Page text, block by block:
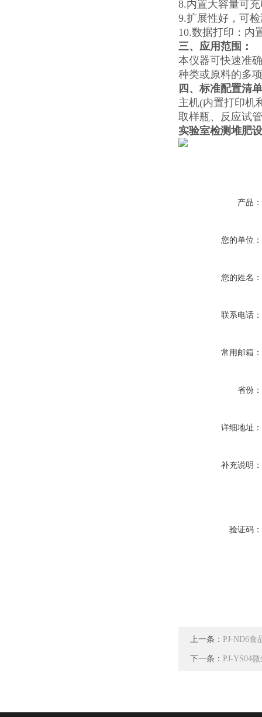
8.内置大容量可
9.扩展性好，可
10.数据打印：内
三、应用范围：
本仪器可快速准
种类或原料的多
四、标准配置清
主机(内置打印机
取样瓶、反应试
实验室检测堆肥
产品：
您的单位：
您的姓名：
联系电话：
常用邮箱：
省份：
详细地址：
补充说明：
验证码：
上一条： PJ-ND6食
下一条： PJ-YS04